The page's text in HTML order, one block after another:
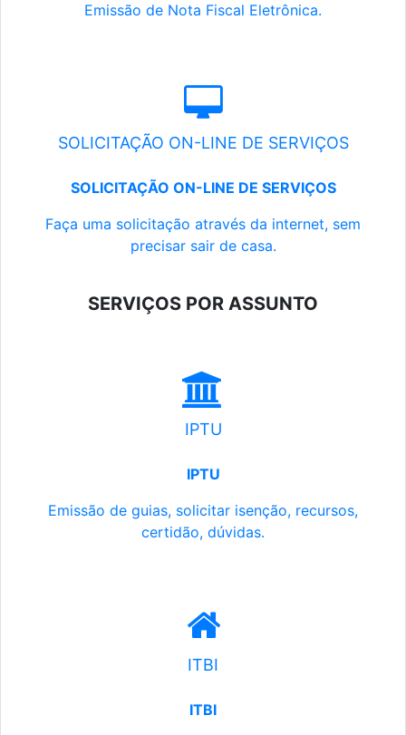
Emissão de Nota Fiscal Eletrônica.
SOLICITAÇÃO ON-LINE DE SERVIÇOS
SOLICITAÇÃO ON-LINE DE SERVIÇOS
Faça uma solicitação através da internet, sem
precisar sair de casa.
SERVIÇOS POR ASSUNTO
IPTU
IPTU
Emissão de guias, solicitar isenção, recursos,
certidão, dúvidas.
ITBI
ITBI